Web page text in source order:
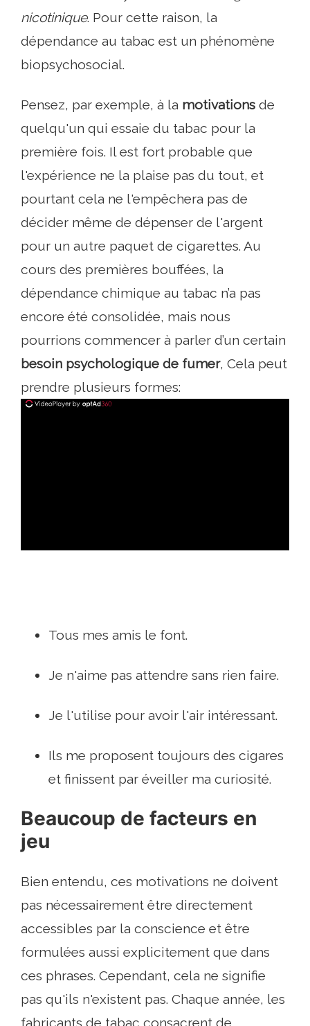
nicotinique. Pour cette raison, la
dépendance au tabac est un phénomène
biopsychosocial.
Pensez, par exemple, à la motivations de
quelqu'un qui essaie du tabac pour la
première fois. Il est fort probable que
l'expérience ne la plaise pas du tout, et
pourtant cela ne l'empêchera pas de
décider même de dépenser de l'argent
pour un autre paquet de cigarettes. Au
cours des premières bouffées, la
dépendance chimique au tabac n’a pas
encore été consolidée, mais nous
pourrions commencer à parler d’un certain
besoin psychologique de fumer, Cela peut
prendre plusieurs formes:
Tous mes amis le font.
Je n'aime pas attendre sans rien faire.
Je l'utilise pour avoir l'air intéressant.
Ils me proposent toujours des cigares
et finissent par éveiller ma curiosité.
Beaucoup de facteurs en
jeu
Bien entendu, ces motivations ne doivent
pas nécessairement être directement
accessibles par la conscience et être
formulées aussi explicitement que dans
ces phrases. Cependant, cela ne signifie
pas qu'ils n'existent pas. Chaque année, les
fabricants de tabac consacrent de